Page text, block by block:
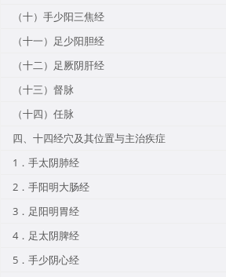
（十）手少阳三焦经
（十一）足少阳胆经
（十二）足厥阴肝经
（十三）督脉
（十四）任脉
四、十四经穴及其位置与主治疾症
1．手太阴肺经
2．手阳明大肠经
3．足阳明胃经
4．足太阴脾经
5．手少阴心经